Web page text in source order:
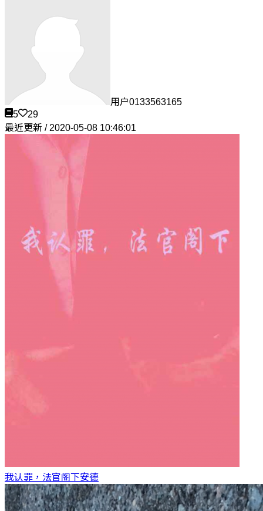
用户0133563165
5
29
最近更新 / 2020-05-08 10:46:01
我认罪，法官阁下安德